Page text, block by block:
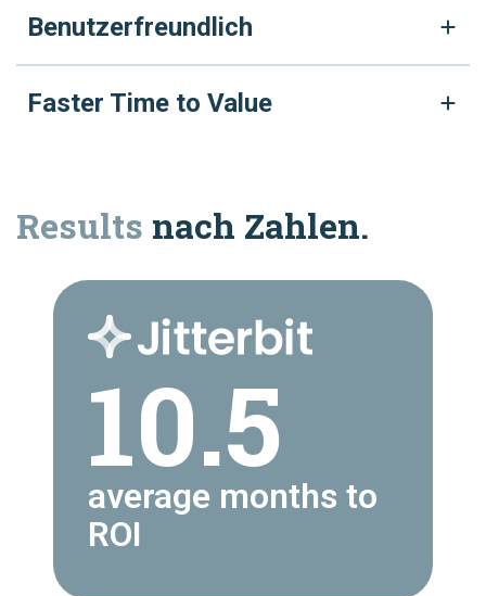
Benutzerfreundlich
Faster Time to Value
Results nach Zahlen.
10.5
average months to
ROI